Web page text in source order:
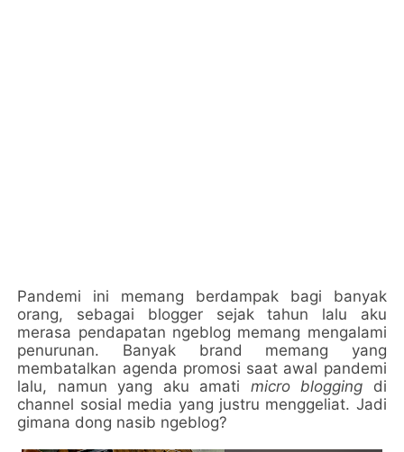
Pandemi ini memang berdampak bagi banyak
orang, sebagai blogger sejak tahun lalu aku
merasa pendapatan ngeblog memang mengalami
penurunan. Banyak brand memang yang
membatalkan agenda promosi saat awal pandemi
lalu, namun yang aku amati micro blogging di
channel sosial media yang justru menggeliat. Jadi
gimana dong nasib ngeblog?